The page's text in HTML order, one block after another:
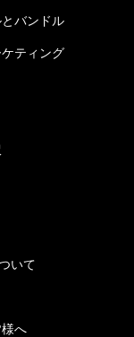
バンドル
ティング
いて
へ